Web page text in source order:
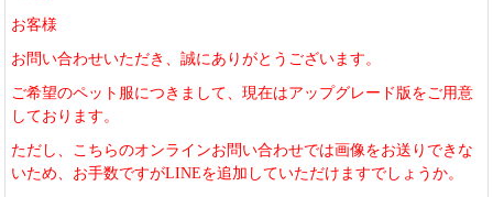
お客様
お問い合わせいただき、誠にありがとうございます。
ご希望のペット服につきまして、現在はアップグレード版をご用意
しております。
ただし、こちらのオンラインお問い合わせでは画像をお送りできな
いため、お手数ですがLINEを追加していただけますでしょうか。